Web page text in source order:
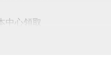
中心領取